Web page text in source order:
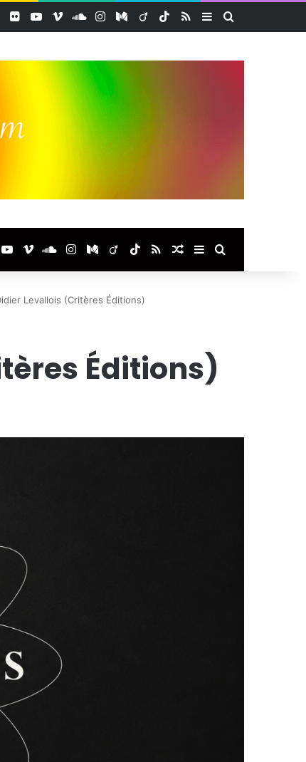
Pinterest
Flickr YouTube
VimeoSoundCloud
InstagramMedium
ViadeoTikTok
RSS Sidebar (barre
YouTube
VimeoSoundCloud
Instagram
Medium
ViadeoTikTokRSSArticle Aléatoire
Sidebar (barre
Levallois (Critères Éditions)
Éditions)